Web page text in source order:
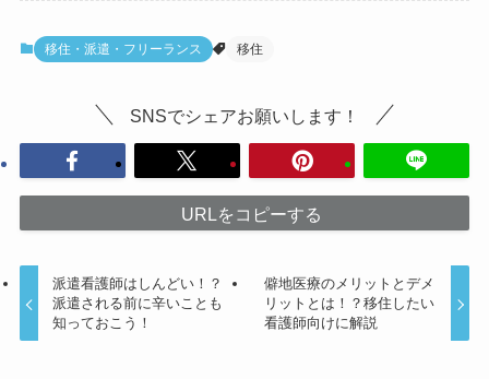
移住・派遣・フリーランス 移住
SNSでシェアお願いします！
URLをコピーする
派遣看護師はしんどい！？
派遣される前に辛いことも
知っておこう！
僻地医療のメリットとデメ
リットとは！？移住したい
看護師向けに解説